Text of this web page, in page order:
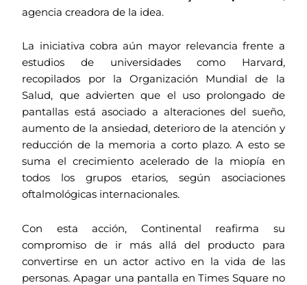
agencia creadora de la idea.
La iniciativa cobra aún mayor relevancia frente a
estudios de universidades como Harvard,
recopilados por la Organización Mundial de la
Salud, que advierten que el uso prolongado de
pantallas está asociado a alteraciones del sueño,
aumento de la ansiedad, deterioro de la atención y
reducción de la memoria a corto plazo. A esto se
suma el crecimiento acelerado de la miopía en
todos los grupos etarios, según asociaciones
oftalmológicas internacionales.
Con esta acción, Continental reafirma su
compromiso de ir más allá del producto para
convertirse en un actor activo en la vida de las
personas. Apagar una pantalla en Times Square no